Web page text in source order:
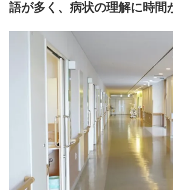
語が多く、病状の理解に時間